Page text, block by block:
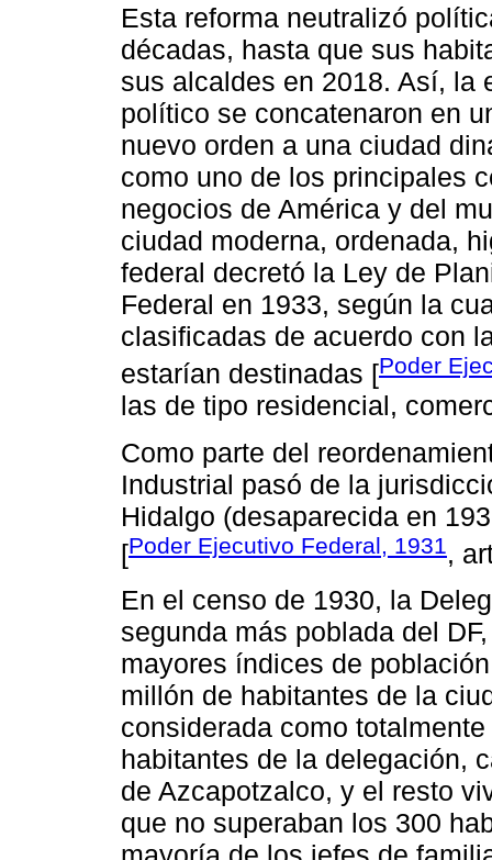
Esta reforma neutralizó
décadas, hasta que sus
sus alcaldes en 2018. Así, la
político se concatenaron en
nuevo orden a una ciudad
como uno de los principales
negocios de América y del
ciudad moderna, ordenada,
federal decretó la Ley de
Federal en 1933, según la
clasificadas de acuerdo con
estarían destinadas [Poder
las de tipo residencial,
Como parte del
Industrial pasó de la
Hidalgo (desaparecida en
[Poder Ejecutivo Federal, 1931 ,
En el censo de 1930, la
segunda más poblada del
mayores índices de
millón de habitantes de la
considerada como
habitantes de la delegación,
de Azcapotzalco, y el resto
que no superaban los 300